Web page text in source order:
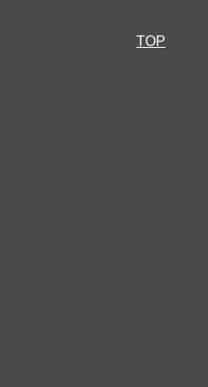
TOP